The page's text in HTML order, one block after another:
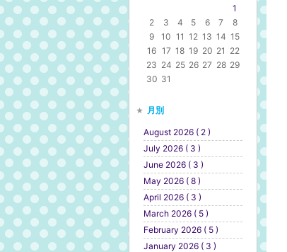
1
2
3 4 5 6 7
8
9
10 11 12 13 14 15
16 17 18 19 20 21 22
23 24 25 26 27 28 29
30 31
月別
August 2026 ( 2 )
July 2026 ( 3 )
June 2026 ( 3 )
May 2026 ( 8 )
April 2026 ( 3 )
March 2026 ( 5 )
February 2026 ( 5 )
January 2026 ( 3 )